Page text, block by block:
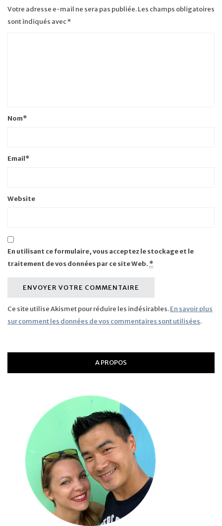
Votre adresse e-mail ne sera pas publiée.Les champs obligatoires
sont indiqués avec*
Nom*
Email*
Website
En utilisant ce formulaire, vous acceptez le stockage et le
traitement de vos données par ce site Web. *
Ce site utilise Akismet pour réduire les indésirables.En savoir plus
sur comment les données de vos commentaires sont utilisées.
A PROPOS